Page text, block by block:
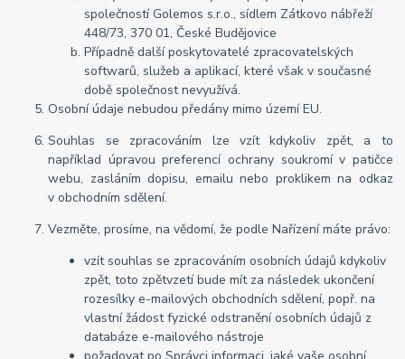
společností Golemos s.r.o., sídlem Zátkovo nábřeží
448/73, 370 01, České Budějovice
Případně další poskytovatelé zpracovatelských
softwarů, služeb a aplikací, které však v současné
době společnost nevyužívá.
Osobní údaje nebudou předány mimo území EU.
Souhlas se zpracováním lze vzít kdykoliv zpět, a to
například úpravou preferencí ochrany soukromí v patičce
webu, zasláním dopisu, emailu nebo proklikem na odkaz
v obchodním sdělení.
Vezměte, prosíme, na vědomí, že podle Nařízení máte právo:
vzít souhlas se zpracováním osobních údajů kdykoliv
zpět, toto zpětvzetí bude mít za následek ukončení
rozesílky e-mailových obchodních sdělení, popř. na
vlastní žádost fyzické odstranění osobních údajů z
databáze e-mailového nástroje